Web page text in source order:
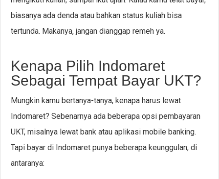
biasanya ada denda atau bahkan status kuliah bisa
tertunda. Makanya, jangan dianggap remeh ya.
Kenapa Pilih Indomaret
Sebagai Tempat Bayar UKT?
Mungkin kamu bertanya-tanya, kenapa harus lewat
Indomaret? Sebenarnya ada beberapa opsi pembayaran
UKT, misalnya lewat bank atau aplikasi mobile banking.
Tapi bayar di Indomaret punya beberapa keunggulan, di
antaranya: